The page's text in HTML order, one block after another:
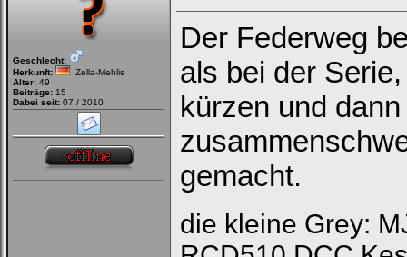
Geschlecht:
Herkunft:
Zella-Mehlis
Alter: 49
Beiträge: 15
Dabei seit: 07 / 2010
Der Federweg
als bei der
kürzen und
gemacht.
die kleine Grey: